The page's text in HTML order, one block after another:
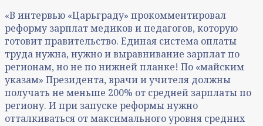
«В интервью «Царьграду» прокомментировал
реформу зарплат медиков и педагогов, которую
готовит правительство. Единая система оплаты
труда нужна, нужно и выравнивание зарплат по
регионам, но не по нижней планке! По «майским
указам» Президента, врачи и учителя должны
получать не меньше 200% от средней зарплаты по
региону. И при запуске реформы нужно
отталкиваться от максимального уровня средних